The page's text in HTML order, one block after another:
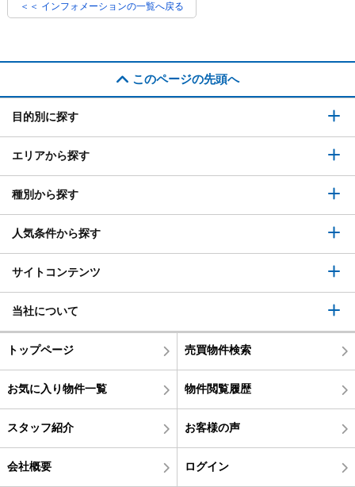
＜＜ インフォメーションの一覧へ戻る
このページの先頭へ
目的別に探す
エリアから探す
種別から探す
人気条件から探す
サイトコンテンツ
当社について
トップページ 売買物件検索
お気に入り物件一覧 物件閲覧履歴
スタッフ紹介 お客様の声
会社概要 ログイン